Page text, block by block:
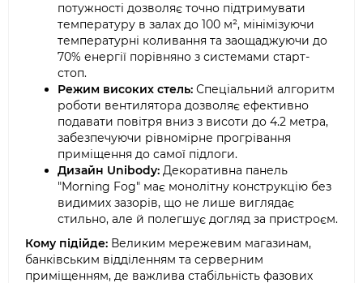
потужності дозволяє точно підтримувати
температуру в залах до 100 м², мінімізуючи
температурні коливання та заощаджуючи до
70% енергії порівняно з системами старт-
стоп.
Режим високих стель: Спеціальний алгоритм
роботи вентилятора дозволяє ефективно
подавати повітря вниз з висоти до 4.2 метра,
забезпечуючи рівномірне прогрівання
приміщення до самої підлоги.
Дизайн Unibody: Декоративна панель
"Morning Fog" має монолітну конструкцію без
видимих зазорів, що не лише виглядає
стильно, але й полегшує догляд за пристроєм.
Кому підійде: Великим мережевим магазинам,
банківським відділенням та серверним
приміщенням, де важлива стабільність фазових